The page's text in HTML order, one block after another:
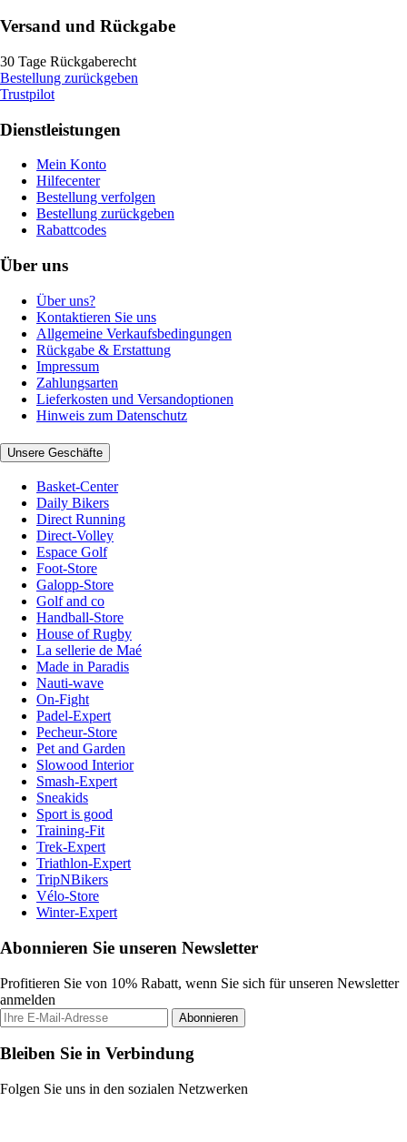
Versand und Rückgabe
30 Tage Rückgaberecht
Bestellung zurückgeben
Trustpilot
Dienstleistungen
Mein Konto
Hilfecenter
Bestellung verfolgen
Bestellung zurückgeben
Rabattcodes
Über uns
Über uns?
Kontaktieren Sie uns
Allgemeine Verkaufsbedingungen
Rückgabe & Erstattung
Impressum
Zahlungsarten
Lieferkosten und Versandoptionen
Hinweis zum Datenschutz
Unsere Geschäfte
Basket-Center
Daily Bikers
Direct Running
Direct-Volley
Espace Golf
Foot-Store
Galopp-Store
Golf and co
Handball-Store
House of Rugby
La sellerie de Maé
Made in Paradis
Nauti-wave
On-Fight
Padel-Expert
Pecheur-Store
Pet and Garden
Slowood Interior
Smash-Expert
Sneakids
Sport is good
Training-Fit
Trek-Expert
Triathlon-Expert
TripNBikers
Vélo-Store
Winter-Expert
Abonnieren Sie unseren Newsletter
Profitieren Sie von 10% Rabatt, wenn Sie sich für unseren Newsletter
anmelden
Abonnieren
Bleiben Sie in Verbindung
Folgen Sie uns in den sozialen Netzwerken